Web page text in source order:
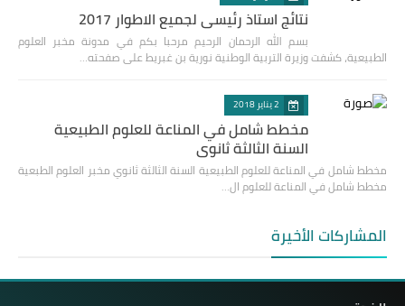
نتائج استاذ رئيسي لجميع الاطوار 2017
بسم الله الرحمان الرحيم مرحبا بكم في مدونة مخبر العلوم
الطبيعية، كشفت وزيرة التربية الوطنية نورية بن غبريط على صفحته…
2 يناير 2018
مخطط شامل في المناعة للعلوم الطبيعية
السنة الثالثة ثانوي
مخطط شامل في المناعة للعلوم الطبيعية السنة الثالثة ثانوي مخبر العلوم الطبعية
مخطط شامل في المناعة للعلوم ال…
المشاركات الأخيرة